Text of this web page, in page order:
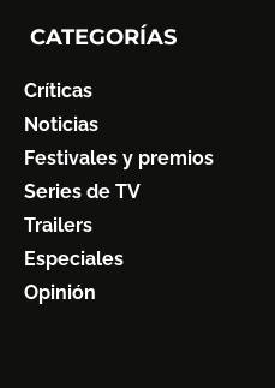
CATEGORÍAS
Críticas
Noticias
Festivales y premios
Series de TV
Trailers
Especiales
Opinión